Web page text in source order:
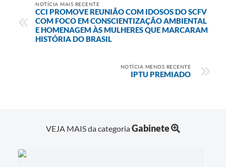
NOTÍCIA MAIS RECENTE
CCI PROMOVE REUNIÃO COM IDOSOS DO SCFV
COM FOCO EM CONSCIENTIZAÇÃO AMBIENTAL
E HOMENAGEM ÀS MULHERES QUE MARCARAM
HISTÓRIA DO BRASIL
NOTÍCIA MENOS RECENTE
IPTU PREMIADO
VEJA MAIS da categoriaGabinete